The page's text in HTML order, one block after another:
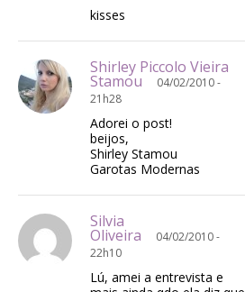
kisses
Shirley Piccolo Vieira
Stamou
04/02/2010 -
21h28
Adorei o post!
beijos,
Shirley Stamou
Garotas Modernas
Silvia
Oliveira
04/02/2010 -
22h10
Lú, amei a entrevista e